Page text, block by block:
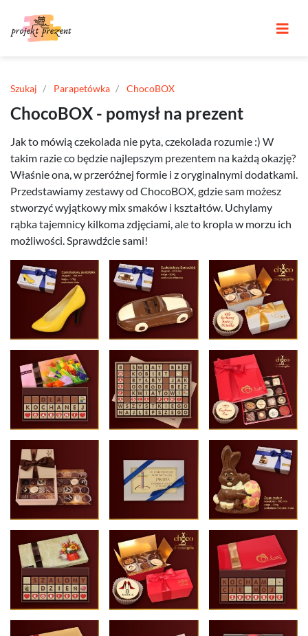
Szukaj Parapetówka ChocoBOX
ChocoBOX - pomysł na prezent
Jak to mówią czekolada nie pyta, czekolada rozumie :) W
takim razie co będzie najlepszym prezentem na każdą okazję?
Właśnie ona, w przeróżnej formie i z oryginalnymi dodatkami.
Przedstawiamy zestawy od ChocoBOX, gdzie sam możesz
stworzyć wyjątkowy mix smaków i kształtów. Uchylamy
rąbka tajemnicy kilkoma zdjęciami, ale to kropla w morzu ich
możliwości. Sprawdźcie sami!